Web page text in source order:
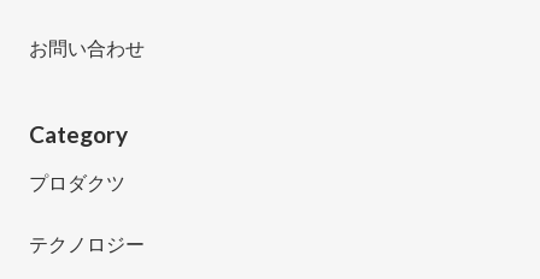
お問い合わせ
Category
プロダクツ
テクノロジー